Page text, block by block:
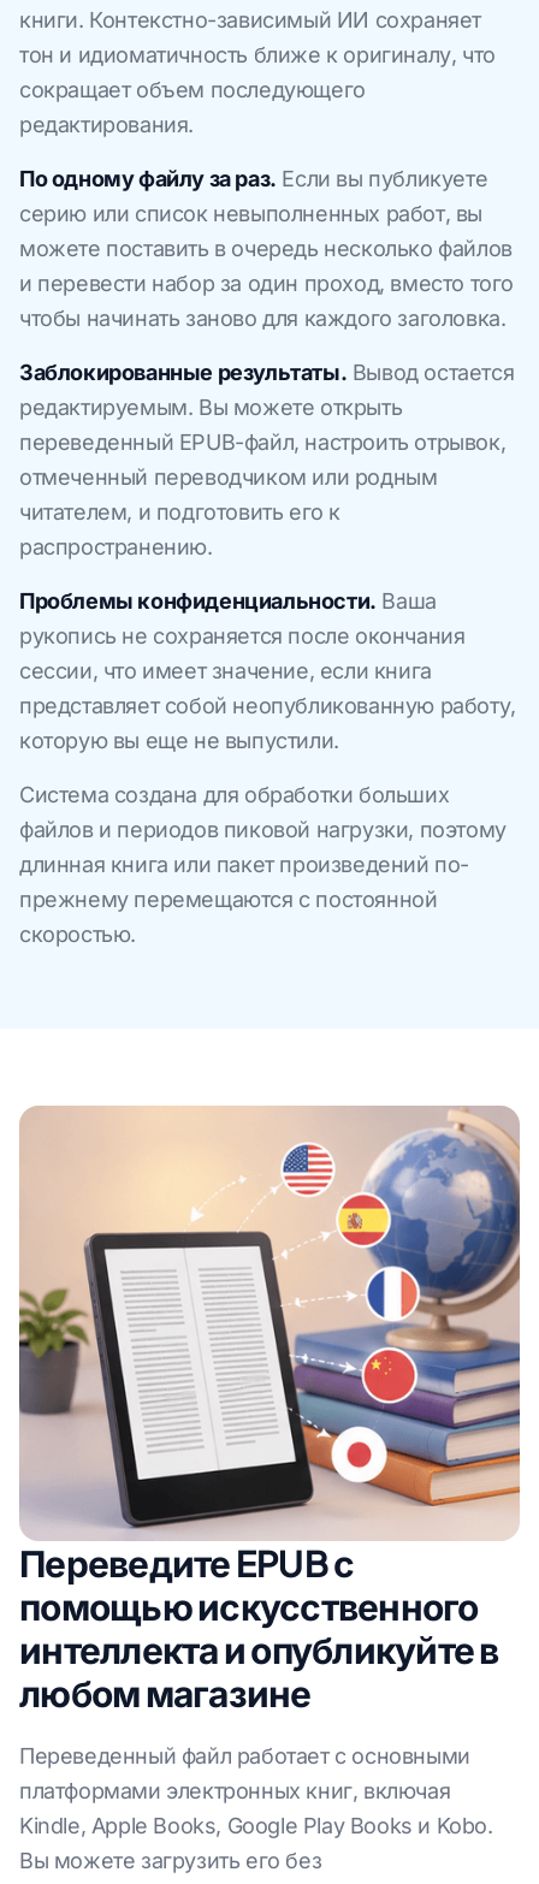
книги. Контекстно-зависимый ИИ сохраняет
тон и идиоматичность ближе к оригиналу, что
сокращает объем последующего
редактирования.
По одному файлу за раз. Если вы публикуете
серию или список невыполненных работ, вы
можете поставить в очередь несколько файлов
и перевести набор за один проход, вместо того
чтобы начинать заново для каждого заголовка.
Заблокированные результаты. Вывод остается
редактируемым. Вы можете открыть
переведенный EPUB-файл, настроить отрывок,
отмеченный переводчиком или родным
читателем, и подготовить его к
распространению.
Проблемы конфиденциальности. Ваша
рукопись не сохраняется после окончания
сессии, что имеет значение, если книга
представляет собой неопубликованную работу,
которую вы еще не выпустили.
Система создана для обработки больших
файлов и периодов пиковой нагрузки, поэтому
длинная книга или пакет произведений по-
прежнему перемещаются с постоянной
скоростью.
Переведите EPUB с
помощью искусственного
интеллекта и опубликуйте в
любом магазине
Переведенный файл работает с основными
платформами электронных книг, включая
Kindle, Apple Books, Google Play Books и Kobo.
Вы можете загрузить его без